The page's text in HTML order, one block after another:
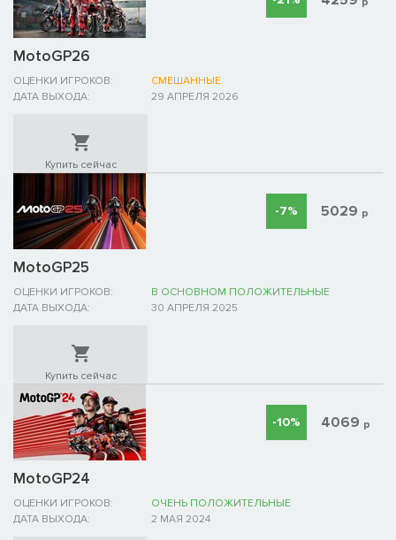
MotoGP26
ОЦЕНКИ ИГРОКОВ:
СМЕШАННЫЕ
ДАТА ВЫХОДА:
29 АПРЕЛЯ 2026
Купить сейчас
MotoGP25
ОЦЕНКИ ИГРОКОВ:
В ОСНОВНОМ ПОЛОЖИТЕЛЬНЫЕ
ДАТА ВЫХОДА:
30 АПРЕЛЯ 2025
-7% 5029 р
Купить сейчас
MotoGP24
ОЦЕНКИ ИГРОКОВ:
ОЧЕНЬ ПОЛОЖИТЕЛЬНЫЕ
ДАТА ВЫХОДА:
2 МАЯ 2024
-10% 4069 р